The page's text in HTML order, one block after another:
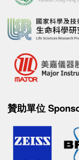
贊助單位